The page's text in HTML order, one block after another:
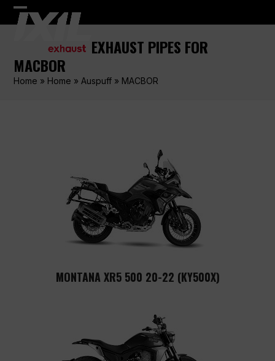
Skip
Open
menu
Close
menu
EXHAUST PIPES FOR
MACBOR
Home » Home »Auspuff » MACBOR
MONTANA XR5 500 20-22 (KY500X)